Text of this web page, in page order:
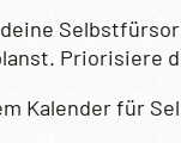
Priorisiere
Kalender für